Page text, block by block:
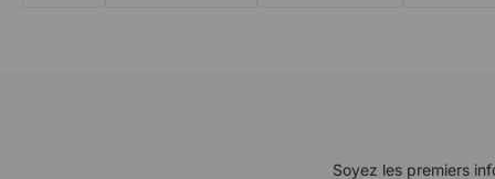
Soyez les premiers